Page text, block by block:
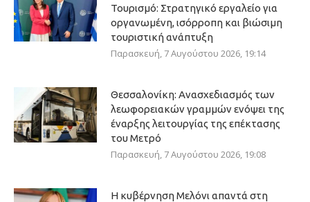
Τουρισμό: Στρατηγικό εργαλείο για
οργανωμένη, ισόρροπη και βιώσιμη
τουριστική ανάπτυξη
Παρασκευή, 7 Αυγούστου 2026, 19:14
Θεσσαλονίκη: Ανασχεδιασμός των
λεωφορειακών γραμμών ενόψει της
έναρξης λειτουργίας της επέκτασης
του Μετρό
Παρασκευή, 7 Αυγούστου 2026, 19:08
Η κυβέρνηση Μελόνι απαντά στη